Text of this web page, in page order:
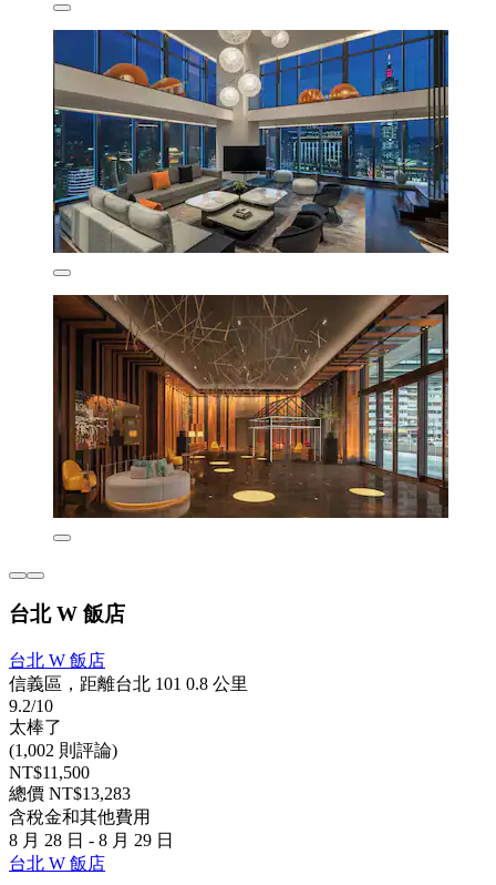
台北 W 飯店
台北 W 飯店
信義區，距離台北 101 0.8 公里
9.2/10
太棒了
(1,002 則評論)
NT$11,500
總價 NT$13,283
含稅金和其他費用
8 月 28 日 - 8 月 29 日
台北 W 飯店